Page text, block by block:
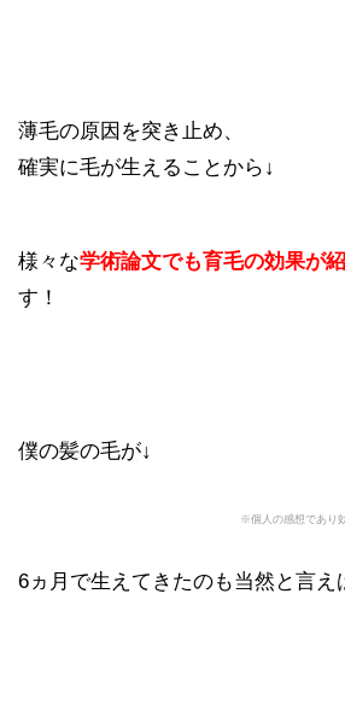
薄毛の原因を突き止め、
確実に毛が生えることから↓
様々な学術論文でも育毛の効果が
す！
僕の髪の毛が↓
※個人の感想であり
6ヵ月で生えてきたのも当然と言